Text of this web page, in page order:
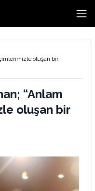
oluşan bir
“Anlam
oluşan bir